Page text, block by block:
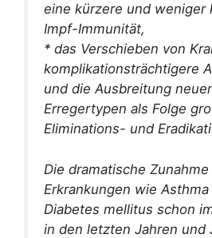
eine kürzere und weniger
Impf-Immunität,
* das Verschieben von
komplikationsträchtigere
und die Ausbreitung
Erregertypen als Folge
Eliminations- und
Die dramatische
Erkrankungen wie
Diabetes mellitus schon
in den letzten Jahren und